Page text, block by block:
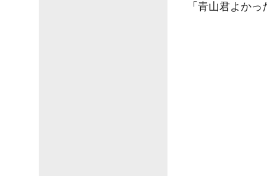
「青山君よか